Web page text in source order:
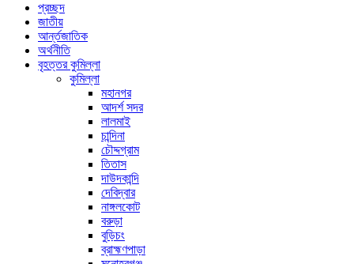
প্রচ্ছদ
জাতীয়
আর্ন্তজাতিক
অর্থনীতি
বৃহত্তর কুমিল্লা
কুমিল্লা
মহানগর
আদর্শ সদর
লালমাই
চান্দিনা
চৌদ্দগ্রাম
তিতাস
দাউদকান্দি
দেবিদ্বার
নাঙ্গলকোট
বরুড়া
বুড়িচং
ব্রাহ্মণপাড়া